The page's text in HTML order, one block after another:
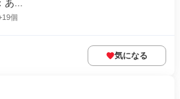
...
個
気になる